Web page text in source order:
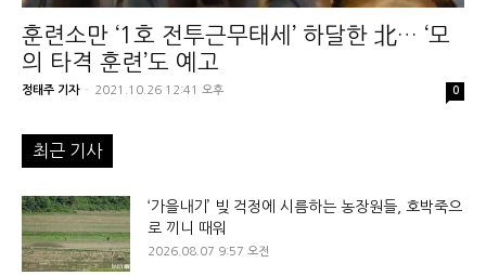
훈련소만 ‘1호 전투근무태세’ 하달한 北… ‘모
의 타격 훈련’도 예고
정태주 기자 - 2021.10.26 12:41 오후 0
최근 기사
‘가을내기’ 빚 걱정에 시름하는 농장원들, 호박죽으
로 끼니 때워
2026.08.07 9:57 오전